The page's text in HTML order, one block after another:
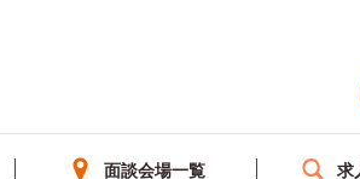
面談会場一覧 求